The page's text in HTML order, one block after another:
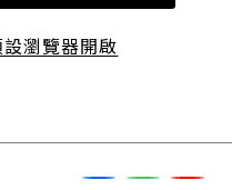
瀏覽器開啟